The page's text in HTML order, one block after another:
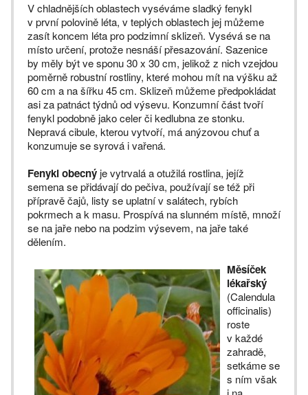
V chladnějších oblastech vyséváme sladký fenykl
v první polovině léta, v teplých oblastech jej můžeme
zasít koncem léta pro podzimní sklizeň. Vysévá se na
místo určení, protože nesnáší přesazování. Sazenice
by měly být ve sponu 30 x 30 cm, jelikož z nich vzejdou
poměrně robustní rostliny, které mohou mít na výšku až
60 cm a na šířku 45 cm. Sklizeň můžeme předpokládat
asi za patnáct týdnů od výsevu. Konzumní část tvoří
fenykl podobně jako celer či kedlubna ze stonku.
Nepravá cibule, kterou vytvoří, má anýzovou chuť a
konzumuje se syrová i vařená.
Fenykl obecný je vytrvalá a otužilá rostlina, jejíž
semena se přidávají do pečiva, používají se též při
přípravě čajů, listy se uplatní v salátech, rybích
pokrmech a k masu. Prospívá na slunném místě, množí
se na jaře nebo na podzim výsevem, na jaře také
dělením.
Měsíček
lékařský
(Calendula
officinalis)
roste
v každé
zahradě,
setkáme se
s ním však